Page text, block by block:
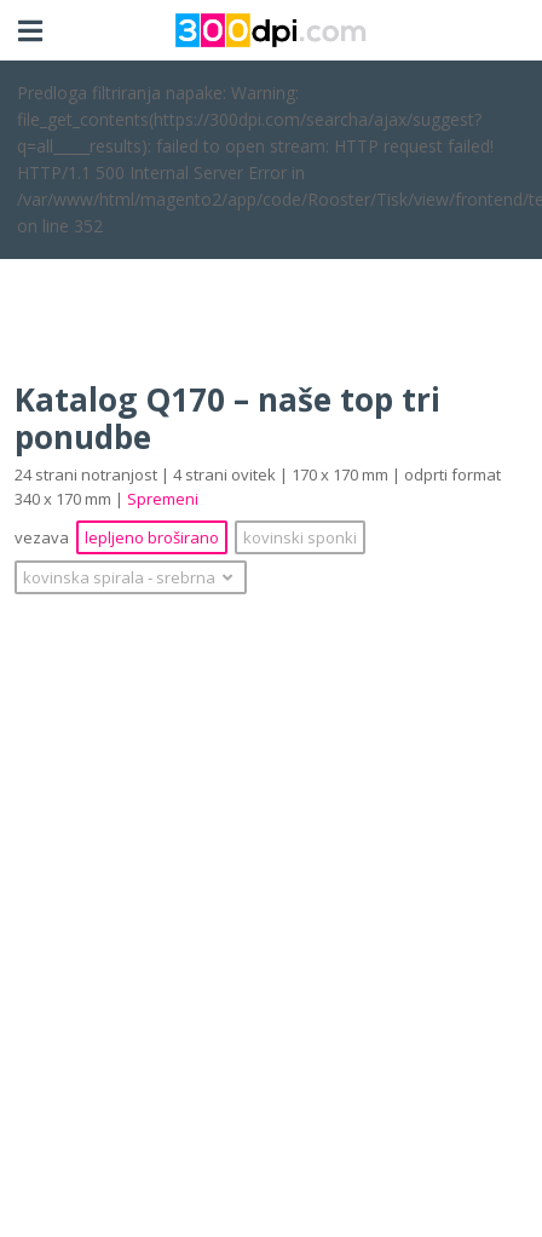
Predloga filtriranja napake: Warning:
file_get_contents(https://300dpi.com/searcha/ajax/suggest?
q=all_____results): failed to open stream: HTTP request failed!
HTTP/1.1 500 Internal Server Error in
/var/www/html/magento2/app/code/Rooster/Tisk/view/frontend/
on line 352
Katalog Q170 – naše top tri
ponudbe
24 strani notranjost | 4 strani ovitek | 170 x 170 mm | odprti format
340 x 170 mm | Spremeni
vezava
lepljeno broširano
kovinski sponki
kovinska spirala ‐ srebrna